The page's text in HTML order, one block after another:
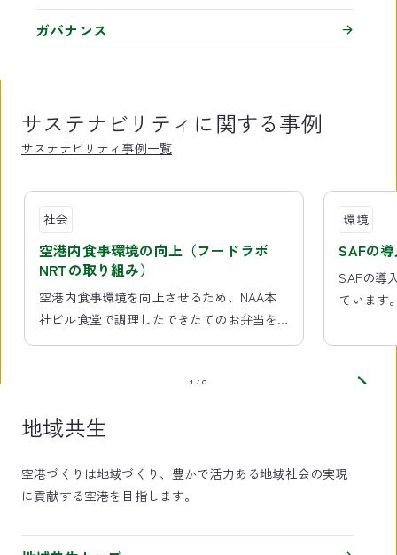
ガバナンス
サステナビリティに関する事例
サステナビリティ事例一覧
社会
空港内食事環境の向上（フードラボ
NRTの取り組み）
空港内食事環境を向上させるため、NAA本
社ビル食堂で調理したできたてのお弁当を
空港内各所で出張販売しています。
環境
SAFの
SAFの導
ています
1/8
地域共生
空港づくりは地域づくり、豊かで活力ある地域社会の実現
に貢献する空港を目指します。